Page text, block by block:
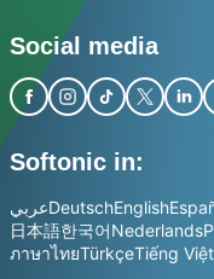
Social media
Softonic in:
عربيDeutschEnglish
日本語한국어Nederlands
ภาษาไทยTürkçeTiếng Việt